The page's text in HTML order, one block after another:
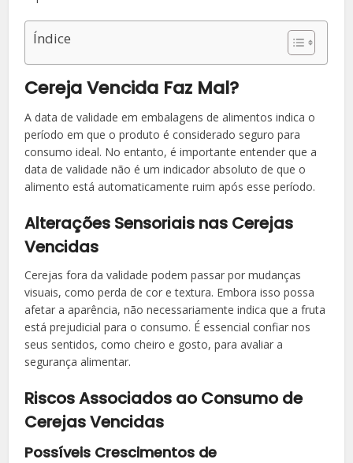
Índice
Cereja Vencida Faz Mal?
A data de validade em embalagens de alimentos indica o
período em que o produto é considerado seguro para
consumo ideal. No entanto, é importante entender que a
data de validade não é um indicador absoluto de que o
alimento está automaticamente ruim após esse período.
Alterações Sensoriais nas Cerejas
Vencidas
Cerejas fora da validade podem passar por mudanças
visuais, como perda de cor e textura. Embora isso possa
afetar a aparência, não necessariamente indica que a fruta
está prejudicial para o consumo. É essencial confiar nos
seus sentidos, como cheiro e gosto, para avaliar a
segurança alimentar.
Riscos Associados ao Consumo de
Cerejas Vencidas
Possíveis Crescimentos de